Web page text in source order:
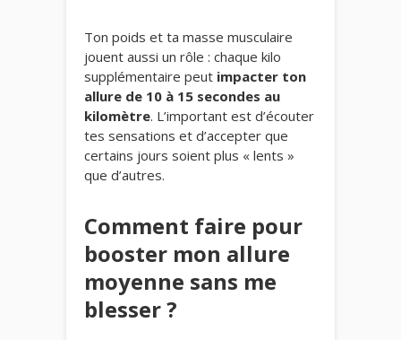
Ton poids et ta masse musculaire
jouent aussi un rôle : chaque kilo
supplémentaire peut impacter ton
allure de 10 à 15 secondes au
kilomètre. L’important est d’écouter
tes sensations et d’accepter que
certains jours soient plus « lents »
que d’autres.
Comment faire pour
booster mon allure
moyenne sans me
blesser ?